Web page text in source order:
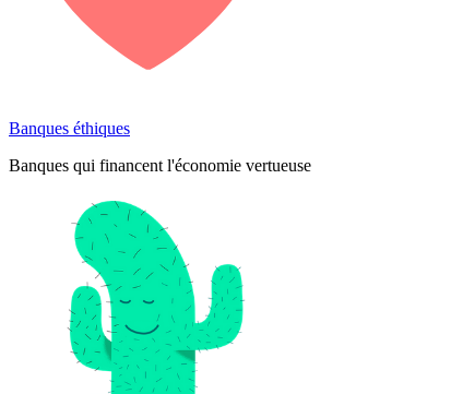
Banques éthiques
Banques qui financent l'économie vertueuse